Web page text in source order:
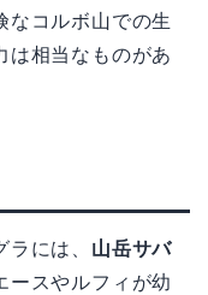
なコルボ山での生
は相当なものがあ
には、 山岳サバ
ースやルフィが幼